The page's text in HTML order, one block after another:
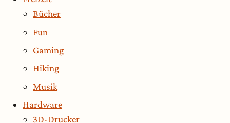
Bücher
Fun
Gaming
Hiking
Musik
Hardware
3D-Drucker